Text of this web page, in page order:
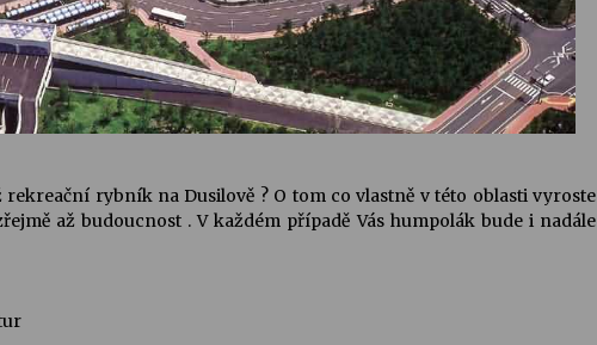
rybník na Dusilově ? O tom co vlastně v této oblasti vyroste
až budoucnost . V každém případě Vás humpolák bude i nadále